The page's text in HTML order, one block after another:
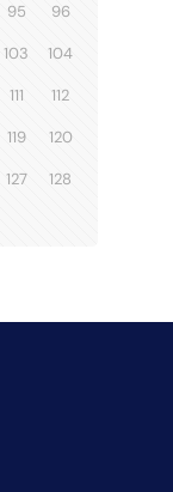
95 96
103 104
111 112
119 120
127 128